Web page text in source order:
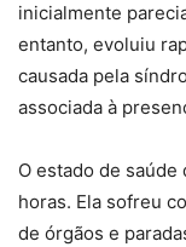
inicialmente
entanto, evoluiu
causada pela
associada à
O estado de
horas. Ela sofreu
de órgãos e